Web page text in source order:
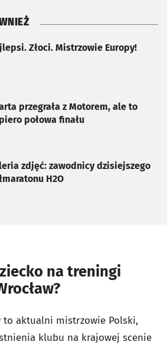
Złoci. Mistrzowie Europy!
przegrała z Motorem, ale to
połowa finału
zdjęć: zawodnicy dzisiejszego
H2O
na treningi
to aktualni mistrzowie Polski,
klubu na krajowej scenie